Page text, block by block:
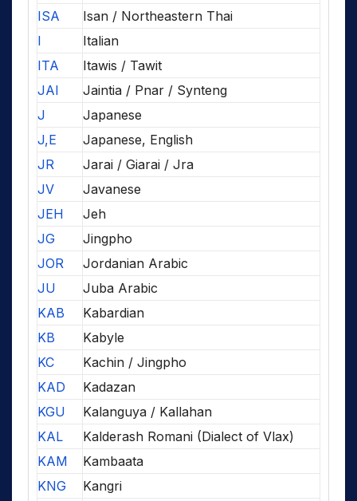
ISA
Isan / Northeastern Thai
I
Italian
ITA
Itawis / Tawit
JAI
Jaintia / Pnar / Synteng
J
Japanese
J,E
Japanese, English
JR
Jarai / Giarai / Jra
JV
Javanese
JEH
Jeh
JG
Jingpho
JOR
Jordanian Arabic
JU
Juba Arabic
KAB
Kabardian
KB
Kabyle
KC
Kachin / Jingpho
KAD
Kadazan
KGU
Kalanguya / Kallahan
KAL
Kalderash Romani (Dialect of Vlax)
KAM
Kambaata
KNG
Kangri